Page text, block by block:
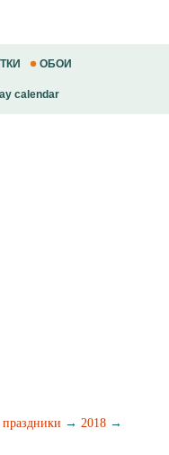
ОБОИ
calendar
→ 2018 →